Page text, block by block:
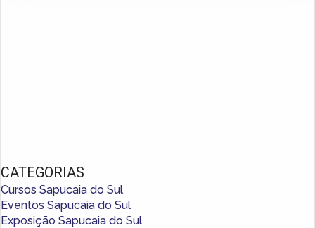
CATEGORIAS
Cursos Sapucaia do Sul
Eventos Sapucaia do Sul
Exposição Sapucaia do Sul